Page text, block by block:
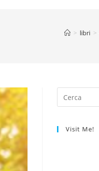
> libri >
Visit Me!